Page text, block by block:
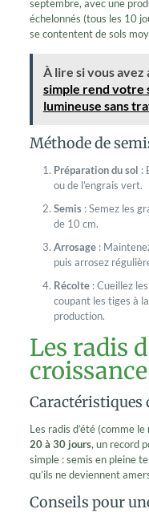
septembre, avec une
échelonnés (tous les 10
se contentent de sols
À lire si vous
simple rend votre
lumineuse sans
Méthode de
Préparation du sol :
ou de l’engrais vert.
Semis: Semez les
de 10 cm.
Arrosage:
puis arrosez
Récolte: Cueillez les
coupant les tiges à
production.
Les radis
Caractéristiques
Les radis d’été (comme le
20 à 30 jours, un record
simple : semis en pleine
qu’ils ne deviennent
Conseils pour